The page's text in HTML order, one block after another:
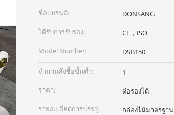
ชื่อแบรนด์:
DONSANG
ได้รับการรับรอง:
CE，ISO
Model Number:
DSB150
จำนวนสั่งซื้อขั้นต่ำ:
1
ราคา:
ต่อรองได้
รายละเอียดการบรรจุ:
กล่องไม้มาตรฐาน